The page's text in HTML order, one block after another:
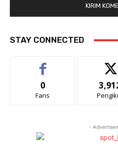
STAY CONNECTED
0
Fans
-